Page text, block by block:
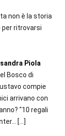
non è la storia
per ritrovarsi
Piola
Bosco di
compie
arrivano con
"10 regali
[…]